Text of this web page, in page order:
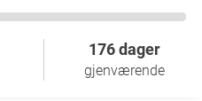
176 dager
gjenværende